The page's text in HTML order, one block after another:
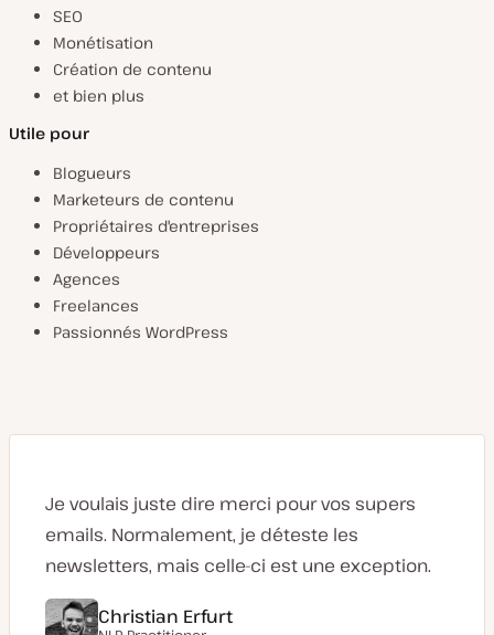
SEO
Monétisation
Création de contenu
et bien plus
Utile pour
Blogueurs
Marketeurs de contenu
Propriétaires d'entreprises
Développeurs
Agences
Freelances
Passionnés WordPress
Je voulais juste dire merci pour vos supers
emails. Normalement, je déteste les
newsletters, mais celle-ci est une exception.
Christian Erfurt